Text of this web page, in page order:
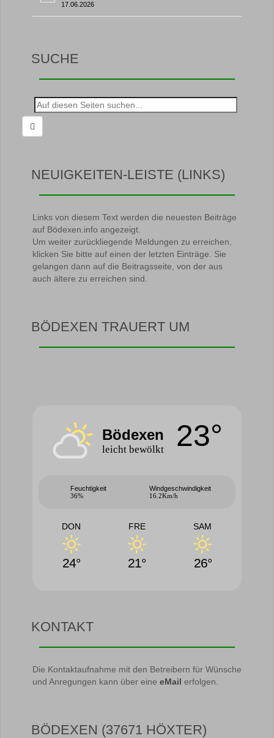
17.06.2026
SUCHE
Suche
nach:
NEUIGKEITEN-LEISTE (LINKS)
Links von diesem Text werden die neuesten Beiträge
auf Bödexen.info angezeigt.
Um weiter zurückliegende Meldungen zu erreichen,
klicken Sie bitte auf einen der letzten Einträge. Sie
gelangen dann auf die Beitragsseite, von der aus
auch ältere zu erreichen sind.
BÖDEXEN TRAUERT UM
Bödexen
leicht bewölkt 23°
Feuchtigkeit
36%
Windgeschwindigkeit
16.2Km/h
DON
24°
FRE
21°
SAM
26°
KONTAKT
Die Kontaktaufnahme mit den Betreibern für Wünsche
und Anregungen kann über eine eMail erfolgen.
BÖDEXEN (37671 HÖXTER)